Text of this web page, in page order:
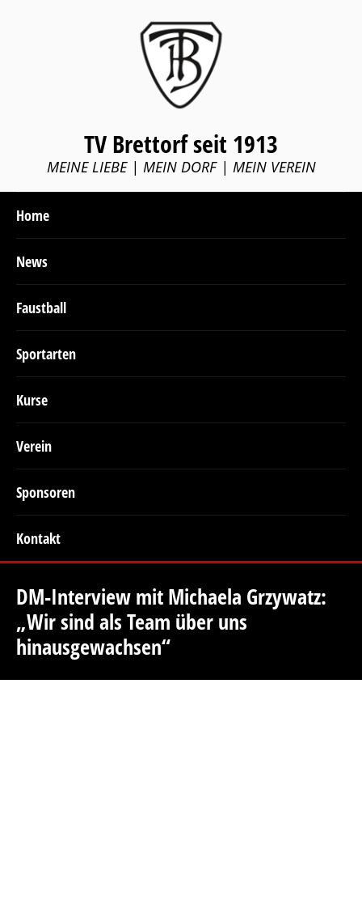
TV Brettorf seit 1913
MEINE LIEBE | MEIN DORF | MEIN VEREIN
Home
News
Faustball
Sportarten
Kurse
Verein
Sponsoren
Kontakt
DM-Interview mit Michaela Grzywatz:
„Wir sind als Team über uns
hinausgewachsen“